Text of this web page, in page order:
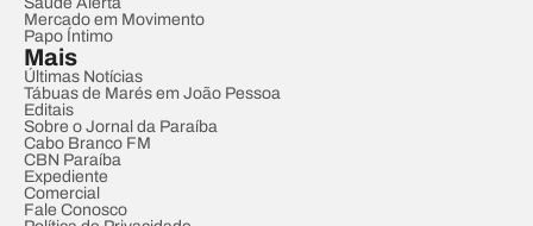
Mercado em Movimento
Papo Íntimo
Mais
Últimas Notícias
Tábuas de Marés em João Pessoa
Editais
Sobre o Jornal da Paraíba
Cabo Branco FM
CBN Paraíba
Expediente
Comercial
Fale Conosco